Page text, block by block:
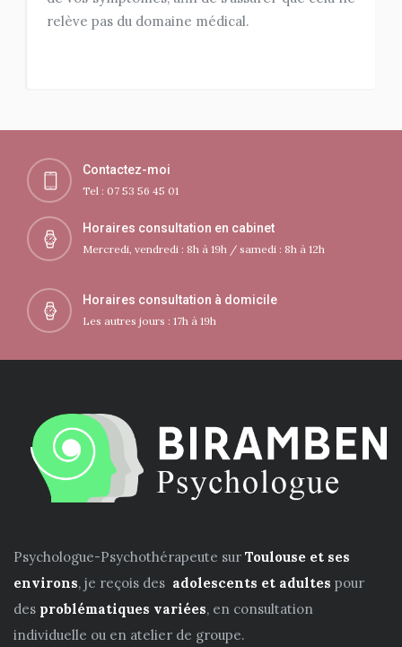
relève pas du domaine médical.
Contactez-moi
Tel : 07 53 56 45 01
Horaires consultation en cabinet
Mercredi, vendredi : 8h à 19h / samedi : 8h à 12h
Horaires consultation à domicile
Les autres jours : 17h à 19h
Psychologue-Psychothérapeute sur Toulouse et ses
environs, je reçois des adolescents et adultes pour
des problématiques variées, en consultation
individuelle ou en atelier de groupe.